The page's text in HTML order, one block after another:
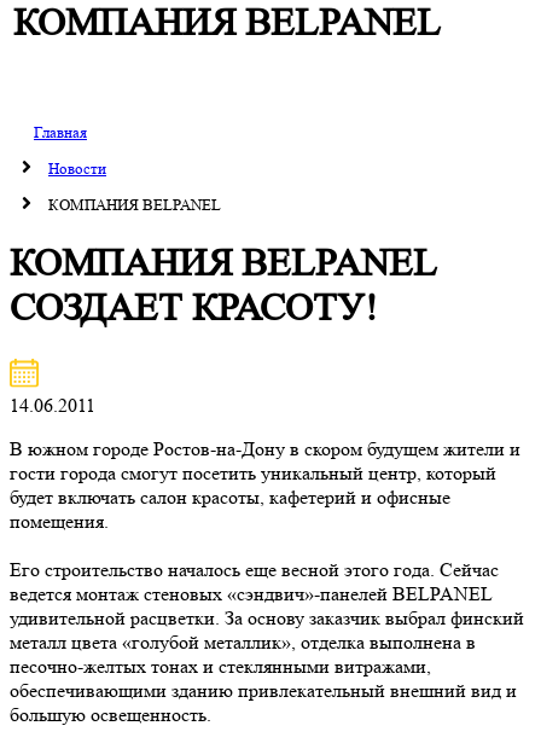
КОМПАНИЯ BELPANEL
Главная
Новости
КОМПАНИЯ BELPANEL
КОМПАНИЯ BELPANEL
СОЗДАЕТ КРАСОТУ!
14.06.2011
В южном городе Ростов-на-Дону в скором будущем жители и
гости города смогут посетить уникальный центр, который
будет включать салон красоты, кафетерий и офисные
помещения.
Его строительство началось еще весной этого года. Сейчас
ведется монтаж стеновых «сэндвич»-панелей BELPANEL
удивительной расцветки. За основу заказчик выбрал финский
металл цвета «голубой металлик», отделка выполнена в
песочно-желтых тонах и стеклянными витражами,
обеспечивающими зданию привлекательный внешний вид и
большую освещенность.